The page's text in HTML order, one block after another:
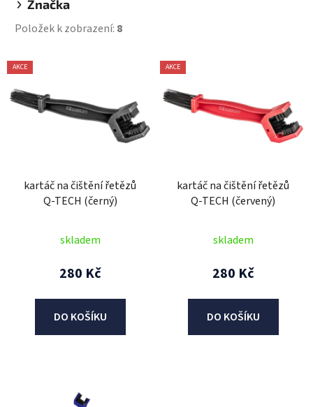
Značka
Položek k zobrazení: 8
V
ý
p
AKCE
kartáč na čištění řetězů
Q-TECH (černý)
skladem
280 Kč
DO KOŠÍKU
AKCE
kartáč na čištění řetězů
Q-TECH (červený)
skladem
280 Kč
DO KOŠÍKU